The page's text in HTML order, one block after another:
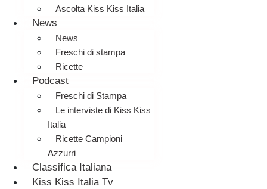
Ascolta Kiss Kiss Italia
News
News
Freschi di stampa
Ricette
Podcast
Freschi di Stampa
Le interviste di Kiss Kiss
Italia
Ricette Campioni
Azzurri
Classifica Italiana
Kiss Kiss Italia Tv